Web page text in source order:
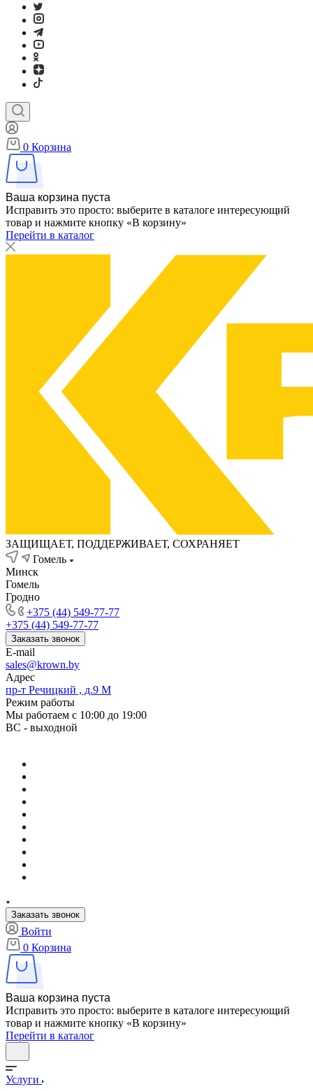
0 Корзина
Ваша корзина пуста
Исправить это просто: выберите в каталоге интересующий
товар и нажмите кнопку «В корзину»
Перейти в каталог
ЗАЩИЩАЕТ, ПОДДЕРЖИВАЕТ, СОХРАНЯЕТ
Гомель
Минск
Гомель
Гродно
+375 (44) 549-77-77
+375 (44) 549-77-77
Заказать звонок
E-mail
sales@krown.by
Адрес
пр-т Речицкий , д.9 М
Режим работы
Мы работаем с 10:00 до 19:00
ВС - выходной
Заказать звонок
Войти
0 Корзина
Ваша корзина пуста
Исправить это просто: выберите в каталоге интересующий
товар и нажмите кнопку «В корзину»
Перейти в каталог
Услуги